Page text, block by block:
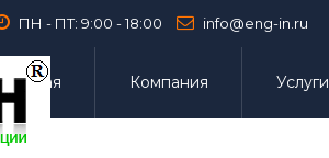
ПН - ПТ: 9:00 - 18:00 info@eng-in.ru
Главная Компания Услуги